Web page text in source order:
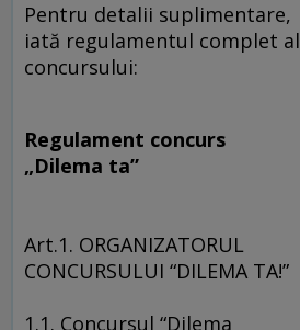
Pentru detalii suplimentare,
iată regulamentul complet al
concursului:
Regulament concurs
„Dilema ta”
Art.1. ORGANIZATORUL
CONCURSULUI “DILEMA TA!”
1.1. Concursul “Dilema